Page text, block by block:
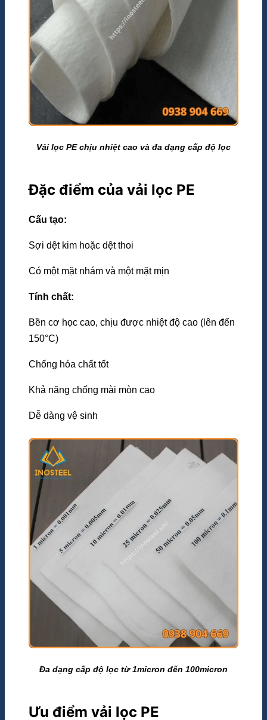
Vải lọc PE chịu nhiệt cao và đa dạng cấp độ lọc
Đặc điểm của vải lọc PE
Cấu tạo:
Sợi dệt kim hoặc dệt thoi
Có một mặt nhám và một mặt mịn
Tính chất:
Bền cơ học cao, chịu được nhiệt độ cao (lên đến
150°C)
Chống hóa chất tốt
Khả năng chống mài mòn cao
Dễ dàng vệ sinh
Đa dạng cấp độ lọc từ 1micron đến 100micron
Ưu điểm vải lọc PE